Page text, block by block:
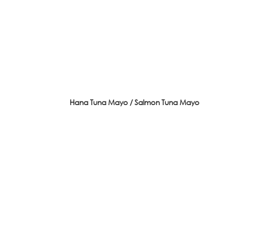
Hana Tuna Mayo / Salmon Tuna Mayo